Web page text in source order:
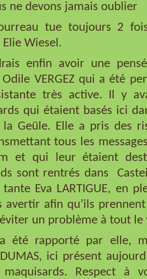
ne devons jamais oublier
tue toujours 2
Elie Wiesel.
enfin avoir une
VERGEZ qui a été
très active. Il y
qui étaient basés ici
Geüle. Elle a pris des
tous les
et qui leur étaient
sont rentrés dans
tante Eva LARTIGUE, en
avertir afin qu’ils
un problème à tout le
été rapporté par elle,
ici présent
Respect à